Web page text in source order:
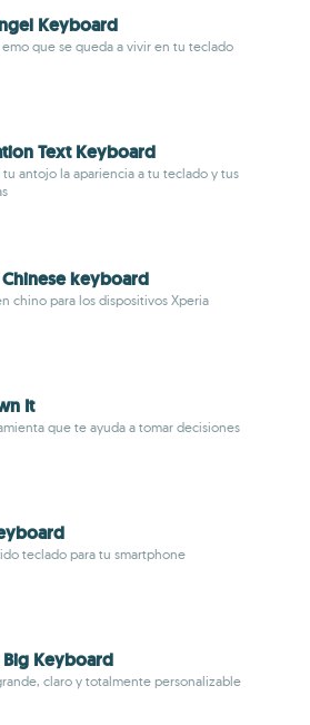
Keyboard
emo que se queda a vivir en tu teclado
Text Keyboard
tu antojo la apariencia a tu teclado y tus
keyboard
chino para los dispositivos Xperia
It
que te ayuda a tomar decisiones
teclado para tu smartphone
Big Keyboard
claro y totalmente personalizable